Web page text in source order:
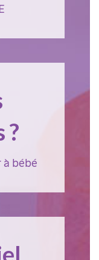
?
à bébé